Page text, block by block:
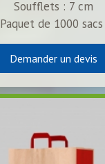
Soufflets : 7 cm
Paquet de 1000 sacs
Demander un devis